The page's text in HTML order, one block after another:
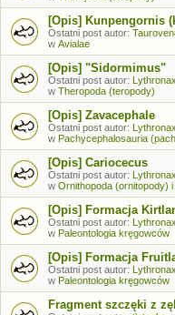
[Opis] Kunpengornis
Ostatni post autor:
w Avialae
[Opis] "Sidormimus"
Ostatni post autor: Lythronax
w Theropoda (teropody)
[Opis] Zavacephale
Ostatni post autor: Lythronax
w Pachycephalosauria
[Opis] Cariocecus
Ostatni post autor: Lythronax
w Ornithopoda (ornitopody)
[Opis] Formacja
Ostatni post autor: Lythronax
w Paleontologia kręgowców
[Opis] Formacja
Ostatni post autor: Lythronax
w Paleontologia kręgowców
Fragment szczęki z